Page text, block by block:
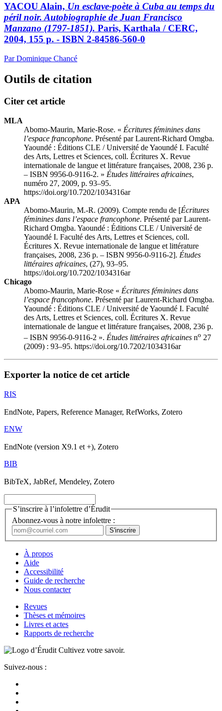
YACOU Alain, Un esclave-poète à Cuba au temps du
péril noir. Autobiographie de Juan Francisco
Manzano (1797-1851). Paris, Karthala / CERC,
2004, 155 p. - ISBN 2-84586-560-0
Par Dominique Chancé
Outils de citation
Citer cet article
MLA
Abomo-Maurin, Marie-Rose. « Écritures féminines dans
l’espace francophone. Présenté par Laurent-Richard Omgba.
Yaoundé : Éditions CLE / Université de Yaoundé I. Faculté
des Arts, Lettres et Sciences, coll. Écritures X. Revue
internationale de langue et littérature françaises, 2008, 236 p.
– ISBN 9956-0-9116-2. » Études littéraires africaines,
numéro 27, 2009, p. 93–95.
https://doi.org/10.7202/1034316ar
APA
Abomo-Maurin, M.-R. (2009). Compte rendu de [Écritures
féminines dans l’espace francophone. Présenté par Laurent-
Richard Omgba. Yaoundé : Éditions CLE / Université de
Yaoundé I. Faculté des Arts, Lettres et Sciences, coll.
Écritures X. Revue internationale de langue et littérature
françaises, 2008, 236 p. – ISBN 9956-0-9116-2]. Études
littéraires africaines, (27), 93–95.
https://doi.org/10.7202/1034316ar
Chicago
Abomo-Maurin, Marie-Rose « Écritures féminines dans
l’espace francophone. Présenté par Laurent-Richard Omgba.
Yaoundé : Éditions CLE / Université de Yaoundé I. Faculté
des Arts, Lettres et Sciences, coll. Écritures X. Revue
internationale de langue et littérature françaises, 2008, 236 p.
– ISBN 9956-0-9116-2 ». Études littéraires africaines no 27
(2009) : 93–95. https://doi.org/10.7202/1034316ar
Exporter la notice de cet article
RIS
EndNote, Papers, Reference Manager, RefWorks, Zotero
ENW
EndNote (version X9.1 et +), Zotero
BIB
BibTeX, JabRef, Mendeley, Zotero
S’inscrire à l’infolettre d’Érudit
Abonnez-vous à notre infolettre :
À propos
Aide
Accessibilité
Guide de recherche
Nous contacter
Revues
Thèses et mémoires
Livres et actes
Rapports de recherche
Cultivez votre savoir.
Suivez-nous :